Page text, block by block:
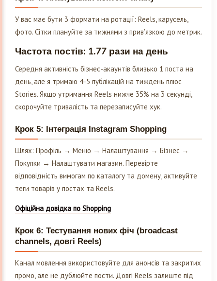
У вас має бути 3 формати на ротації: Reels, карусель,
фото. Сітки плануйте за тижнями з прив’язкою до метрик.
Частота постів: 1.77 рази на день
Середня активність бізнес-акаунтів близько 1 поста на
день, але я тримаю 4-5 публікацій на тиждень плюс
Stories. Якщо утримання Reels нижче 35% на 3 секунді,
скорочуйте тривалість та перезаписуйте хук.
Крок 5: Інтеграція Instagram Shopping
Шлях: Профіль → Меню → Налаштування → Бізнес →
Покупки → Налаштувати магазин. Перевірте
відповідність вимогам по каталогу та домену, активуйте
теги товарів у постах та Reels.
Офіційна довідка по Shopping
Крок 6: Тестування нових фіч (broadcast
channels, довгі Reels)
Канал мовлення використовуйте для анонсів та закритих
промо, але не дублюйте пости. Довгі Reels залиште під